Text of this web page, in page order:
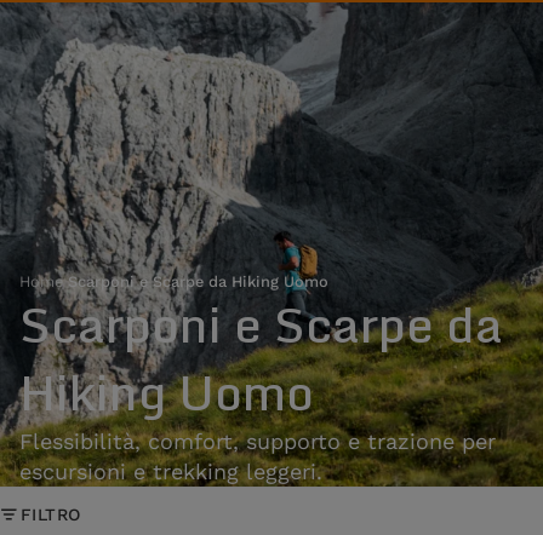
Home›Scarponi e Scarpe da Hiking Uomo
Scarponi e Scarpe da
Hiking Uomo
Flessibilità, comfort, supporto e trazione per
escursioni e trekking leggeri.
FILTRO